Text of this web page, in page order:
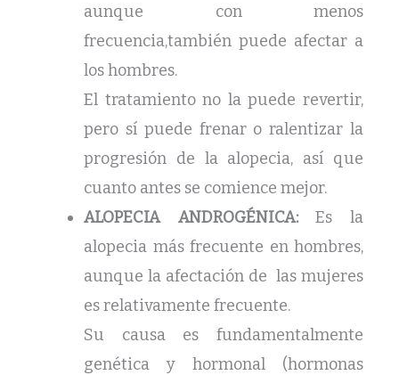
aunque con menos
frecuencia,también puede afectar a
los hombres.
El tratamiento no la puede revertir,
pero sí puede frenar o ralentizar la
progresión de la alopecia, así que
cuanto antes se comience mejor.
ALOPECIA ANDROGÉNICA:Es la
alopecia más frecuente en hombres,
aunque la afectación de las mujeres
es relativamente frecuente.
Su causa es fundamentalmente
genética y hormonal (hormonas